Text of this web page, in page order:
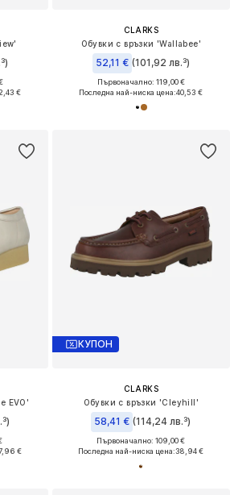
€
CLARKS
Обувки с връзки 'Wallabee'
52,11 € (101,92 лв.³)
Първоначално: 119,00 €
Последна най-ниска цена:40,53 €
EVO'
€
КУПОН
CLARKS
Обувки с връзки 'Cleyhill'
58,41 € (114,24 лв.³)
Първоначално: 109,00 €
Последна най-ниска цена:38,94 €